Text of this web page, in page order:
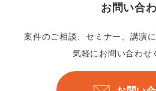
お問い合
案件のご相談、セミナー、講演
気軽にお問い合わせ